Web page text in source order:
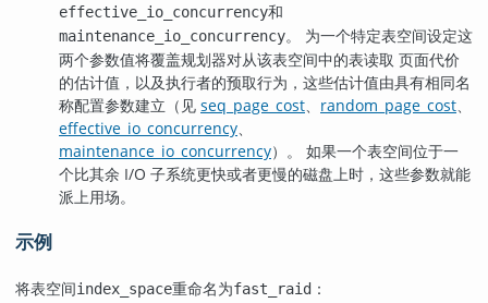
effective_io_concurrency和
maintenance_io_concurrency。 为一个特定表空间设定这
两个参数值将覆盖规划器对从该表空间中的表读取 页面代价
的估计值，以及执行者的预取行为，这些估计值由具有相同名
称配置参数建立（见 seq_page_cost、 random_page_cost、
effective_io_concurrency、
maintenance_io_concurrency）。 如果一个表空间位于一
个比其余 I/O 子系统更快或者更慢的磁盘上时，这些参数就能
派上用场。
示例
将表空间index_space重命名为fast_raid ：